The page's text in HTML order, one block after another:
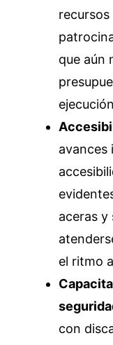
que aún
avances
aceras y
el ritmo
con